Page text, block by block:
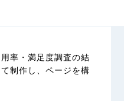
率・満足度調査の結
制作し、ページを構